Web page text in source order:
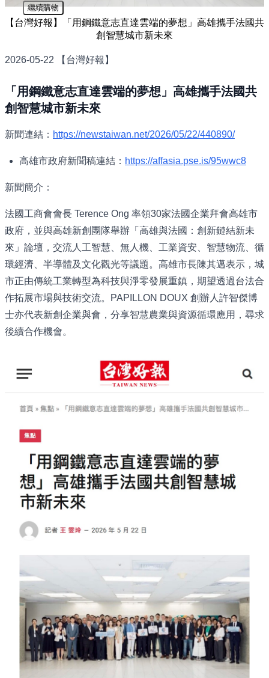
繼續購物
【台灣好報】「用鋼鐵意志直達雲端的夢想」高雄攜手法國共
創智慧城市新未來
2026-05-22 【台灣好報】
「用鋼鐵意志直達雲端的夢想」高雄攜手法國共
創智慧城市新未來
新聞連結： https://newstaiwan.net/2026/05/22/440890/
高雄市政府新聞稿連結： https://affasia.pse.is/95wwc8
新聞簡介：
法國工商會會長 Terence Ong 率領30家法國企業拜會高雄市
政府，並與高雄新創團隊舉辦「高雄與法國：創新鏈結新未
來」論壇，交流人工智慧、無人機、工業資安、智慧物流、循
環經濟、半導體及文化觀光等議題。高雄市長陳其邁表示，城
市正由傳統工業轉型為科技與淨零發展重鎮，期望透過台法合
作拓展市場與技術交流。PAPILLON DOUX 創辦人許智傑博
士亦代表新創企業與會，分享智慧農業與資源循環應用，尋求
後續合作機會。